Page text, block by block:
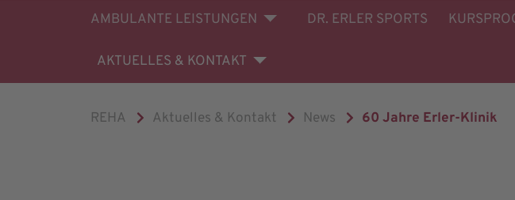
AMBULANTE LEISTUNGEN DR. ERLER SPORTS
AKTUELLES & KONTAKT
REHA Aktuelles & Kontakt News 60 Jahre Erler-Klinik